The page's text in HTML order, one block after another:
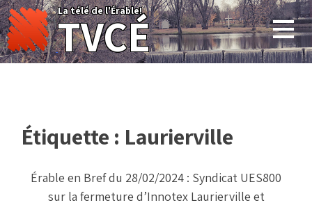
Skip
to
content
La télé de l'Érable!
TVCÉ
Étiquette : Laurierville
Érable en Bref du 28/02/2024 : Syndicat UES800
sur la fermeture d’Innotex Laurierville et